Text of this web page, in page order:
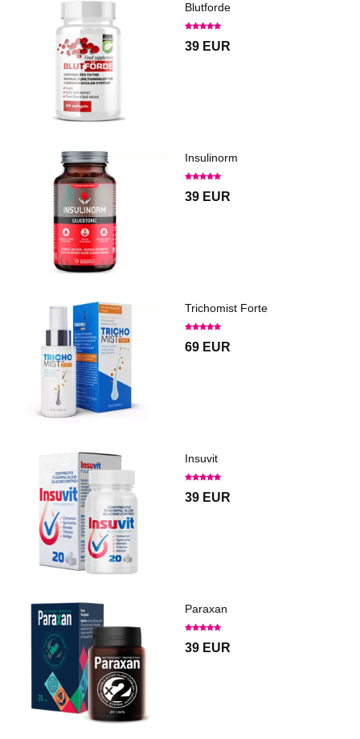
Blutforde
39 EUR
Insulinorm
39 EUR
Trichomist Forte
69 EUR
Insuvit
39 EUR
Paraxan
39 EUR